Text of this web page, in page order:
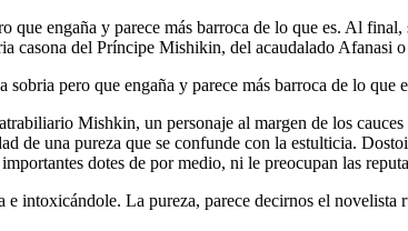
que engaña y parece más barroca de lo que es. Al
casona del Príncipe Mishikin, del acaudalado Afanasi
pero que engaña y parece más barroca de lo que
Mishkin, un personaje al margen de los
de una pureza que se confunde con la estulticia.
dotes de por medio, ni le preocupan las
intoxicándole. La pureza, parece decirnos el